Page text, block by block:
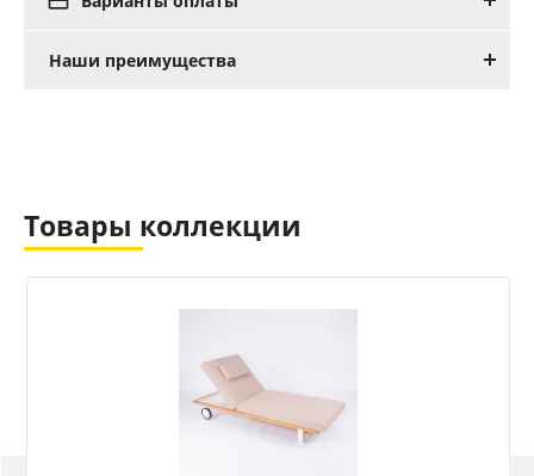
Наши преимущества
Товары коллекции